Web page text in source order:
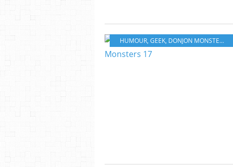
HUMOUR, GEEK, DONJON MONSTERS